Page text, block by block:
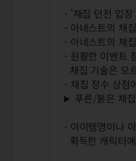
- '채집 던전 입
- 아네스트의 채
- 아네스트의 채
- 원활한 이벤트
채집 기술은 모
- 채집 정수 상점
푸른/붉은 채
- 아이템명이나
획득한 캐릭터